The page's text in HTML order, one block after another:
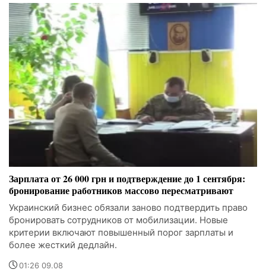
Зарплата от 26 000 грн и подтверждение до 1 сентября:
бронирование работников массово пересматривают
Украинский бизнес обязали заново подтвердить право
бронировать сотрудников от мобилизации. Новые
критерии включают повышенный порог зарплаты и
более жесткий дедлайн.
01:26 09.08